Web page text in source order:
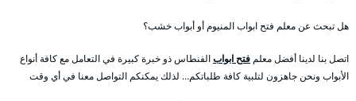
هل تبحث عن معلم فتح ابواب المنيوم أو أبواب خشب؟
اتصل بنا لدينا أفضل معلمفتح ابوابالفنطاس ذو خبرة كبيرة في التعامل مع كافة أنواع
الأبواب ونحن جاهزون لتلبية كافة طلباتكم… لذلك يمكنكم التواصل معنا في أي وقت